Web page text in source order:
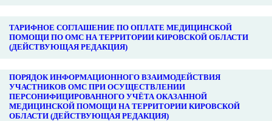
ТАРИФНОЕ СОГЛАШЕНИЕ ПО ОПЛАТЕ МЕДИЦИНСКОЙ
ПОМОЩИ ПО ОМС НА ТЕРРИТОРИИ КИРОВСКОЙ ОБЛАСТИ
(ДЕЙСТВУЮЩАЯ РЕДАКЦИЯ)
ПОРЯДОК ИНФОРМАЦИОННОГО ВЗАИМОДЕЙСТВИЯ
УЧАСТНИКОВ ОМС ПРИ ОСУЩЕСТВЛЕНИИ
ПЕРСОНИФИЦИРОВАННОГО УЧЁТА ОКАЗАННОЙ
МЕДИЦИНСКОЙ ПОМОЩИ НА ТЕРРИТОРИИ КИРОВСКОЙ
ОБЛАСТИ (ДЕЙСТВУЮЩАЯ РЕДАКЦИЯ)